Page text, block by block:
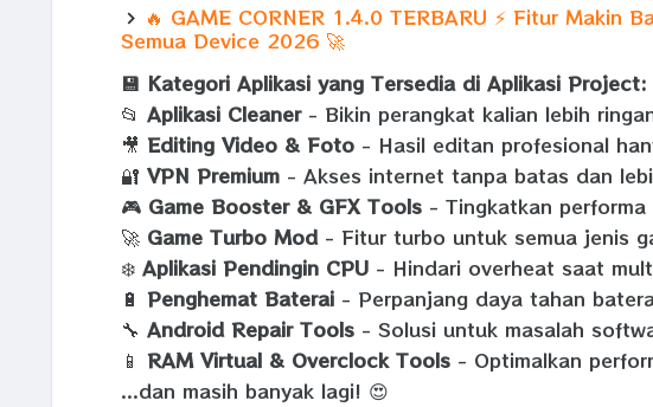
🔥 GAME CORNER 1.4.0 TERBARU ⚡ Fitur Makin
Semua Device 2026 🚀
💾 Kategori Aplikasi yang Tersedia di Aplikasi Project:
📂 Aplikasi Cleaner- Bikin perangkat kalian lebih
🎥 Editing Video & Foto- Hasil editan profesional
🔐 VPN Premium- Akses internet tanpa batas dan
🎮 Game Booster & GFX Tools- Tingkatkan performa
🚀 Game Turbo Mod- Fitur turbo untuk semua jenis
❄️ Aplikasi Pendingin CPU- Hindari overheat saat
🔋 Penghemat Baterai- Perpanjang daya tahan
🔧 Android Repair Tools- Solusi untuk masalah
📱 RAM Virtual & Overclock Tools- Optimalkan
...dan masih banyak lagi! 😍